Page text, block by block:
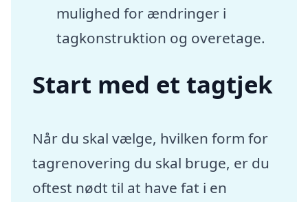
mulighed for ændringer i
tagkonstruktion og overetage.
Start med et tagtjek
Når du skal vælge, hvilken form for
tagrenovering du skal bruge, er du
oftest nødt til at have fat i en